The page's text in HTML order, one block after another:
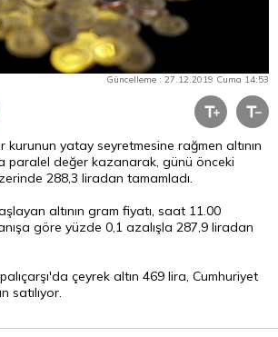
Güncelleme : 27.12.2019 Cuma 14:53
kurunun yatay seyretmesine rağmen altının
paralel değer kazanarak, günü önceki
288,3 liradan tamamladı.
altının gram fiyatı, saat 11.00
göre yüzde 0,1 azalışla 287,9 liradan
çeyrek altın 469 lira, Cumhuriyet
satılıyor.